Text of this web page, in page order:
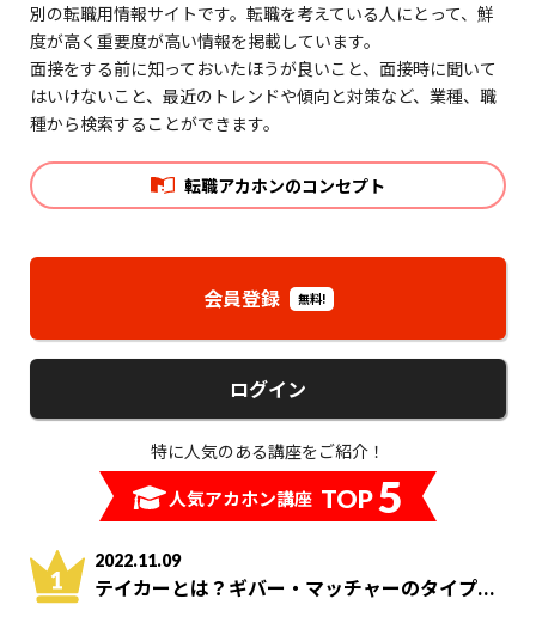
別の転職用情報サイトです。転職を考えている人にとって、鮮
度が高く重要度が高い情報を掲載しています。
面接をする前に知っておいたほうが良いこと、面接時に聞いて
はいけないこと、最近のトレンドや傾向と対策など、業種、職
種から検索することができます。
転職アカホンのコンセプト
会員登録 無料!
ログイン
特に人気のある講座をご紹介！
人気アカホン講座 TOP5
2022.11.09
テイカーとは？ギバー・マッチャーのタイプ...